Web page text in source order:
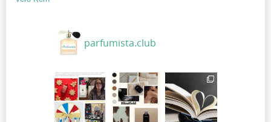
parfumista.club